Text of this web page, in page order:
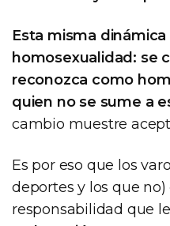
Esta misma
homosexualidad: se
reconozca como
quien no se sume a
cambio muestre
Es por eso que los
deportes y los que
responsabilidad que